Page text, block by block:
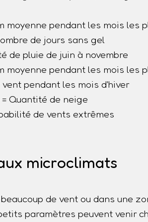
moyenne pendant les mois les
de jours sans gel
de pluie de juin à novembre
moyenne pendant les mois les
vent pendant les mois d'hiver
Quantité de neige
de vents extrêmes
microclimats
de vent ou dans une
paramètres peuvent venir